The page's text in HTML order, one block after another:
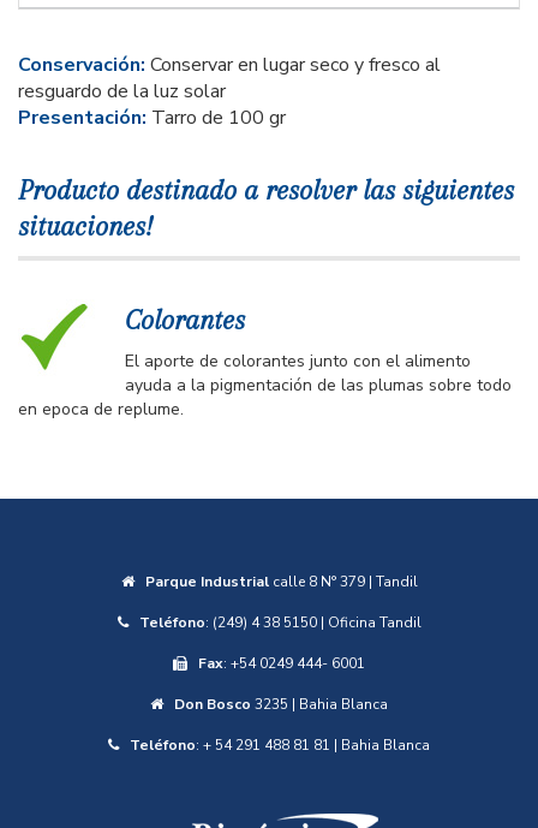
Conservación: Conservar en lugar seco y fresco al
resguardo de la luz solar
Presentación: Tarro de 100 gr
Producto destinado a resolver las siguientes
situaciones!
Colorantes
El aporte de colorantes junto con el alimento
ayuda a la pigmentación de las plumas sobre todo
en epoca de replume.
Parque Industrialcalle 8 N° 379 | Tandil
Teléfono: (249) 4 38 5150 | Oficina Tandil
Fax: +54 0249 444- 6001
Don Bosco 3235 | Bahia Blanca
Teléfono: + 54 291 488 81 81 | Bahia Blanca